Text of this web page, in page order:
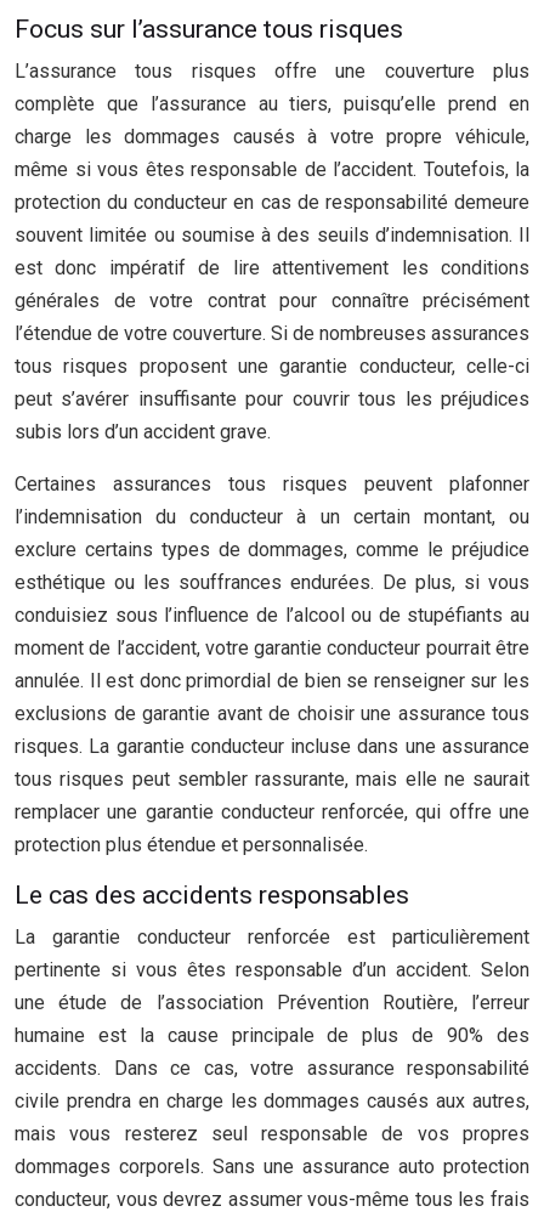
Focus sur l’assurance tous risques
L’assurance tous risques offre une couverture plus
complète que l’assurance au tiers, puisqu’elle prend en
charge les dommages causés à votre propre véhicule,
même si vous êtes responsable de l’accident. Toutefois, la
protection du conducteur en cas de responsabilité demeure
souvent limitée ou soumise à des seuils d’indemnisation. Il
est donc impératif de lire attentivement les conditions
générales de votre contrat pour connaître précisément
l’étendue de votre couverture. Si de nombreuses assurances
tous risques proposent une garantie conducteur, celle-ci
peut s’avérer insuffisante pour couvrir tous les préjudices
subis lors d’un accident grave.
Certaines assurances tous risques peuvent plafonner
l’indemnisation du conducteur à un certain montant, ou
exclure certains types de dommages, comme le préjudice
esthétique ou les souffrances endurées. De plus, si vous
conduisiez sous l’influence de l’alcool ou de stupéfiants au
moment de l’accident, votre garantie conducteur pourrait être
annulée. Il est donc primordial de bien se renseigner sur les
exclusions de garantie avant de choisir une assurance tous
risques. La garantie conducteur incluse dans une assurance
tous risques peut sembler rassurante, mais elle ne saurait
remplacer une garantie conducteur renforcée, qui offre une
protection plus étendue et personnalisée.
Le cas des accidents responsables
La garantie conducteur renforcée est particulièrement
pertinente si vous êtes responsable d’un accident. Selon
une étude de l’association Prévention Routière, l’erreur
humaine est la cause principale de plus de 90% des
accidents. Dans ce cas, votre assurance responsabilité
civile prendra en charge les dommages causés aux autres,
mais vous resterez seul responsable de vos propres
dommages corporels. Sans une assurance auto protection
conducteur, vous devrez assumer vous-même tous les frais